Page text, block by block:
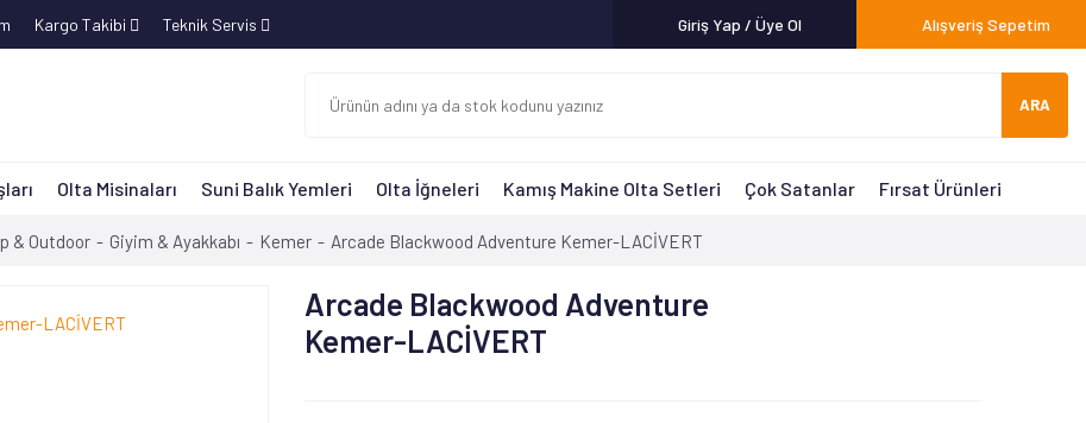
Kargo Takibi Teknik Servis Giriş Yap / Üye Ol Alışveriş Sepetim
ARA
Olta Misinaları Suni Balık Yemleri Olta İğneleri Kamış Makine Olta Setleri Çok Satanlar Fırsat Ürünleri
& Outdoor Giyim & Ayakkabı Kemer Arcade Blackwood Adventure Kemer-LACİVERT
Arcade Blackwood Adventure
Kemer-LACİVERT